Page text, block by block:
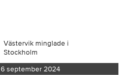
Västervik minglade i
Stockholm
6 september 2024